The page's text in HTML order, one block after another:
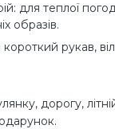
для теплої
образів.
рукав,
дорогу,